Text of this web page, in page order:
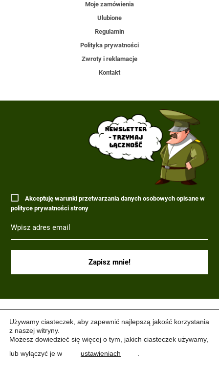
Moje zamówienia
Ulubione
Regulamin
Polityka prywatności
Zwroty i reklamacje
Kontakt
Akceptuję warunki przetwarzania danych osobowych opisane w
polityce prywatności strony
Newsletter
- trzymaj
łączność
Używamy ciasteczek, aby zapewnić najlepszą jakość korzystania
z naszej witryny.
Możesz dowiedzieć się więcej o tym, jakich ciasteczek używamy,
lub wyłączyć je w
ustawieniach